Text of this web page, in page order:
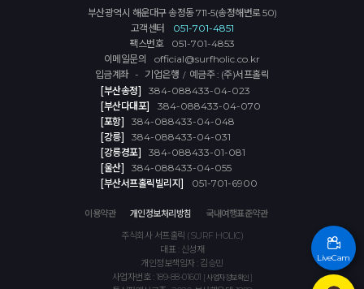
부산광역시 해운대구 송정동 711-5(송정해변로 50)
고객센터
051-701-4851
팩스번호
051-701-4853
이메일문의
official@surfholic.co.kr
입금계좌 - 기업은행/예금주 : (주)서프홀릭
[부산송정]
384-088433-04-023
[부산다대포]
384-088433-04-070
[포항]
384-088433-04-048
[강릉]
384-088433-04-031
[강릉경포]
384-088433-01-081
[울산]
384-088433-04-055
[부산서프홀릭빌리지]
051-701-6900
이용약관 개인정보처리방침
국내여행표준약관
주식회사 서프홀릭 (SURF HOLIC)
대표 : 신성재
개인정보책임자 : 김승민
사업자번호 : 189-88-01601 [ 사업자정보확인 ]
LiveCam